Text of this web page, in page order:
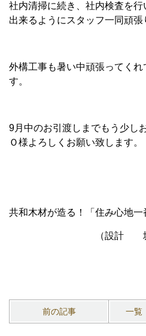
社内清掃に続き、社内検査を
出来るようにスタッフ一同頑張
外構工事も暑い中頑張ってくれ
す。
9月中のお引渡しまでもう少し
Ｏ様よろしくお願い致します。
共和木材が造る！「住み心地
（設計 坂井田
前の記事 一覧